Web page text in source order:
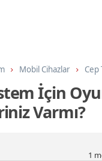
Mobil Cihazlar Cep
İçin
Varmı?
1